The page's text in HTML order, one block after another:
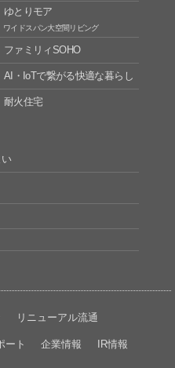
ゆとりモア
ワイドスパン大空間リビング
ファミリィSOHO
AI・IoTで繋がる快適な暮らし
耐火住宅
い
リニューアル流通
ート 企業情報 IR情報